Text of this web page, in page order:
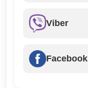
Viber
Facebook